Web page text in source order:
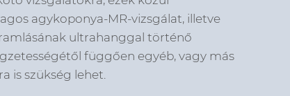
agykoponya-MR-vizsgálat, illetve
ultrahanggal történő
függően egyéb, vagy más
is szükség lehet.